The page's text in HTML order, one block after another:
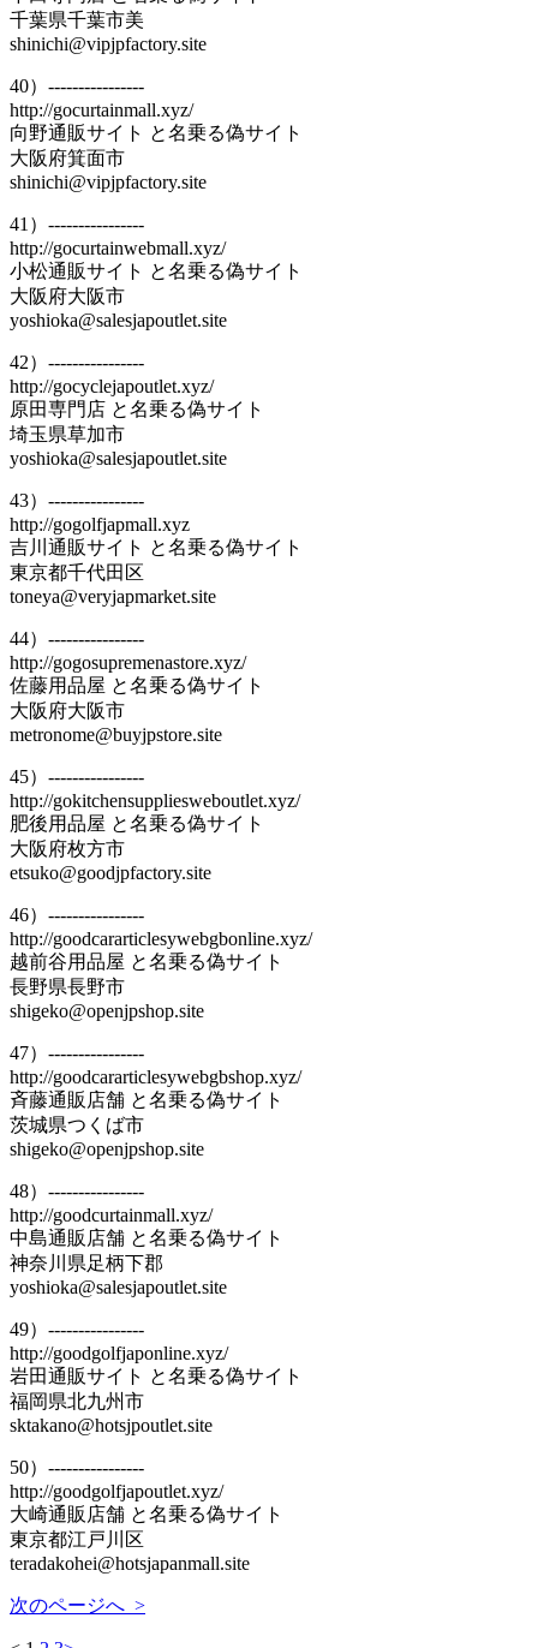
千葉県千葉市美
shinichi@vipjpfactory.site
40）----------------
http://gocurtainmall.xyz/
向野通販サイト と名乗る偽サイト
大阪府箕面市
shinichi@vipjpfactory.site
41）----------------
http://gocurtainwebmall.xyz/
小松通販サイト と名乗る偽サイト
大阪府大阪市
yoshioka@salesjapoutlet.site
42）----------------
http://gocyclejapoutlet.xyz/
原田専門店 と名乗る偽サイト
埼玉県草加市
yoshioka@salesjapoutlet.site
43）----------------
http://gogolfjapmall.xyz
吉川通販サイト と名乗る偽サイト
東京都千代田区
toneya@veryjapmarket.site
44）----------------
http://gogosupremenastore.xyz/
佐藤用品屋 と名乗る偽サイト
大阪府大阪市
metronome@buyjpstore.site
45）----------------
http://gokitchensuppliesweboutlet.xyz/
肥後用品屋 と名乗る偽サイト
大阪府枚方市
etsuko@goodjpfactory.site
46）----------------
http://goodcararticlesywebgbonline.xyz/
越前谷用品屋 と名乗る偽サイト
長野県長野市
shigeko@openjpshop.site
47）----------------
http://goodcararticlesywebgbshop.xyz/
斉藤通販店舗 と名乗る偽サイト
茨城県つくば市
shigeko@openjpshop.site
48）----------------
http://goodcurtainmall.xyz/
中島通販店舗 と名乗る偽サイト
神奈川県足柄下郡
yoshioka@salesjapoutlet.site
49）----------------
http://goodgolfjaponline.xyz/
岩田通販サイト と名乗る偽サイト
福岡県北九州市
sktakano@hotsjpoutlet.site
50）----------------
http://goodgolfjapoutlet.xyz/
大崎通販店舗 と名乗る偽サイト
東京都江戸川区
teradakohei@hotsjapanmall.site
次のページへ >